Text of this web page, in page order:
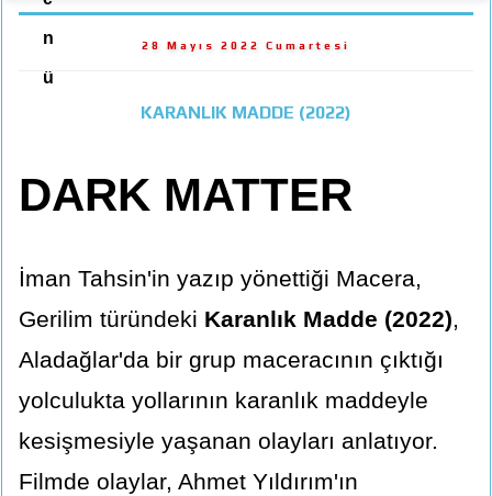
n
ü
28 Mayıs 2022 Cumartesi
KARANLIK MADDE (2022)
DARK MATTER
İman Tahsin'in yazıp yönettiği Macera,
Gerilim türündeki Karanlık Madde (2022),
Aladağlar'da bir grup maceracının çıktığı
yolculukta yollarının karanlık maddeyle
kesişmesiyle yaşanan olayları anlatıyor.
Filmde olaylar, Ahmet Yıldırım'ın